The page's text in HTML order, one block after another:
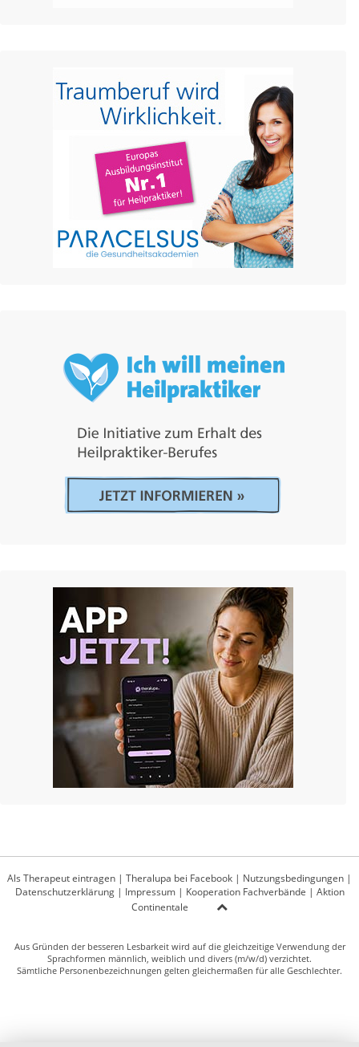
Als Therapeut eintragen | Theralupa bei Facebook | Nutzungsbedingungen |
Datenschutzerklärung| Impressum| Kooperation Fachverbände | Aktion
Continentale
Aus Gründen der besseren Lesbarkeit wird auf die gleichzeitige Verwendung der
Sprachformen männlich, weiblich und divers (m/w/d) verzichtet.
Sämtliche Personenbezeichnungen gelten gleichermaßen für alle Geschlechter.